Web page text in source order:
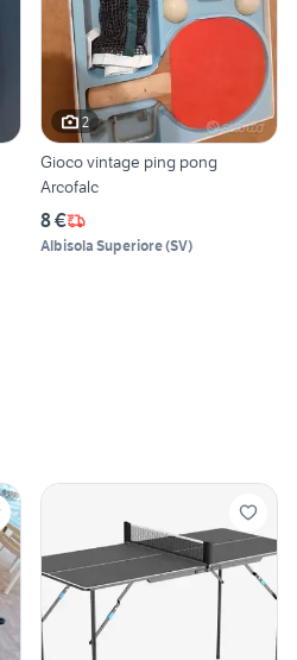
2
Gioco vintage ping pong
Arcofalc
8 €
Albisola Superiore(SV)